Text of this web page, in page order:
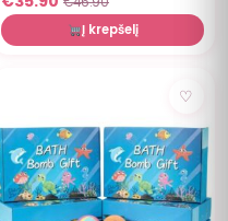
Į krepšelį
♡